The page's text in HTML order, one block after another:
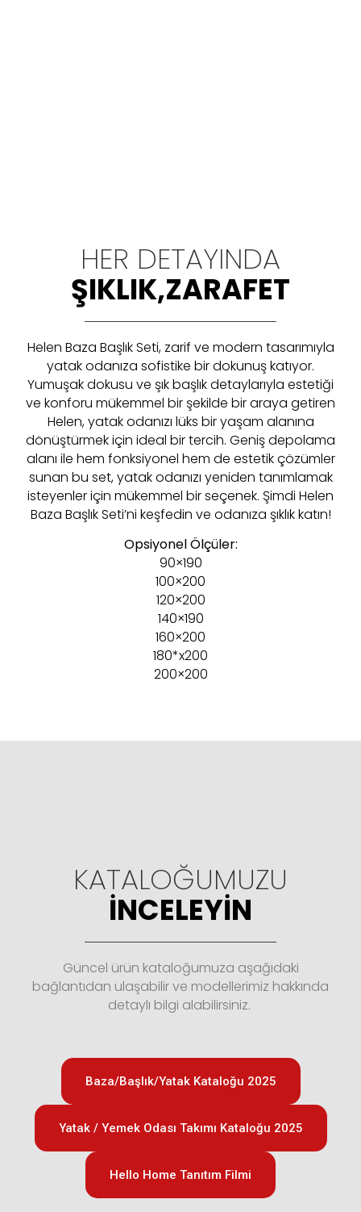
HER DETAYINDA
ŞIKLIK,ZARAFET
Helen Baza Başlık Seti, zarif ve modern tasarımıyla
yatak odanıza sofistike bir dokunuş katıyor.
Yumuşak dokusu ve şık başlık detaylarıyla estetiği
ve konforu mükemmel bir şekilde bir araya getiren
Helen, yatak odanızı lüks bir yaşam alanına
dönüştürmek için ideal bir tercih. Geniş depolama
alanı ile hem fonksiyonel hem de estetik çözümler
sunan bu set, yatak odanızı yeniden tanımlamak
isteyenler için mükemmel bir seçenek. Şimdi Helen
Baza Başlık Seti’ni keşfedin ve odanıza şıklık katın!
Opsiyonel Ölçüler:
90×190
100×200
120×200
140×190
160×200
180*x200
200×200
KATALOĞUMUZU
İNCELEYIN
Güncel ürün kataloğumuza aşağıdaki
bağlantıdan ulaşabilir ve modellerimiz hakkında
detaylı bilgi alabilirsiniz.
Baza/Başlık/Yatak Kataloğu 2025
Yatak / Yemek Odası Takımı Kataloğu 2025
Hello Home Tanıtım Filmi